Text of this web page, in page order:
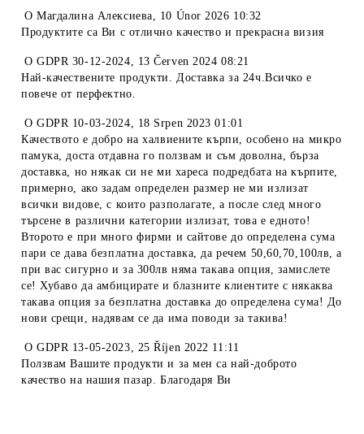
OМагдалина Алексиева, 10 Únor 2026 10:32
Продуктите са Ви с отлично качество и прекрасна визия
OGDPR 30-12-2024, 13 Červen 2024 08:21
Най-качествените продукти. Доставка за 24ч.Всичко е
повече от перфектно.
OGDPR 10-03-2024, 18 Srpen 2023 01:01
Качеството е добро на халвиените кърпи, особено на микро
памука, доста отдавна го ползвам и съм доволна, бърза
доставка, но някак си не ми хареса подредбата на кърпите,
примерно, ако задам определен размер не ми излизат
всички видове, с които разполагате, а после след много
търсене в различни категории излизат, това е едното!
Второто е при много фирми и сайтове до определена сума
пари се дава безплатна доставка, да речем 50,60,70,100лв, а
при вас сигурно и за 300лв няма такава опция, замислете
се! Хубаво да амбицирате и блазните клиентите с някаква
такава опция за безплатна доставка до определена сума! До
нови срещи, надявам се да има поводи за такива!
OGDPR 13-05-2023, 25 Říjen 2022 11:11
Ползвам Вашите продукти и за мен са най-доброто
качество на нашия пазар. Благодаря Ви